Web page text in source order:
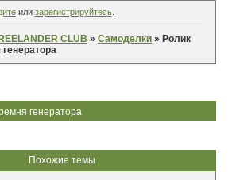
или зарегистрируйтесь.
CLUB »Самоделки » Ролик
генератора
Похожие темы